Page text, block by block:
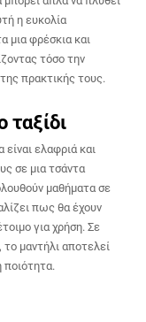
η ευκολία
μια φρέσκια και
τόσο την
πρακτικής τους.
ταξίδι
είναι ελαφριά και
σε μια τσάντα
μαθήματα σε
πως θα έχουν
για χρήση. Σε
μαντήλι αποτελεί
ποιότητα.